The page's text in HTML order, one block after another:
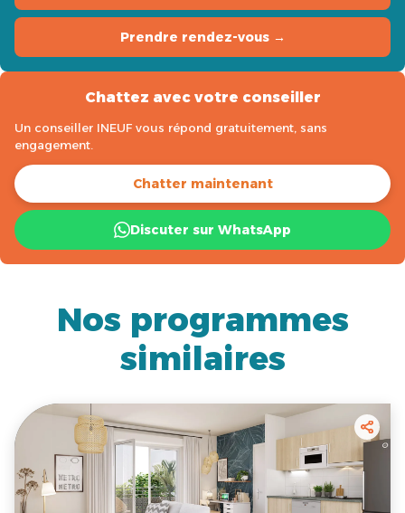
Prendre rendez-vous →
Chattez avec votre conseiller
Un conseiller INEUF vous répond gratuitement, sans
engagement.
Chatter maintenant
Discuter sur WhatsApp
Nos programmes
similaires